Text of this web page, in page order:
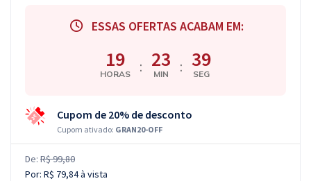
ESSAS OFERTAS ACABAM EM:
19
HORAS : 23
MIN : 38
SEG
Cupom de 20% de desconto
Cupom ativado: GRAN20-OFF
De: R$ 99,80
Por: R$ 79,84à vista